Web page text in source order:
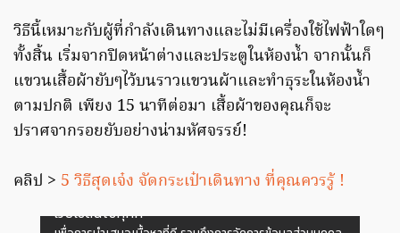
วิธีนี้เหมาะกับผู้ที่กำลังเดินทางและไม่มีเครื่องใช้ไฟฟ้าใดๆ
ทั้งสิ้น เริ่มจากปิดหน้าต่างและประตูในห้องน้ำ จากนั้นก็
แขวนเสื้อผ้ายับๆไว้บนราวแขวนผ้าและทำธุระในห้องน้ำ
ตามปกติ เพียง 15 นาทีต่อมา เสื้อผ้าของคุณก็จะ
ปราศจากรอยยับอย่างน่ามหัศจรรย์!
คลิป > 5 วิธีสุดเจ๋ง จัดกระเป๋าเดินทาง ที่คุณควรรู้ !